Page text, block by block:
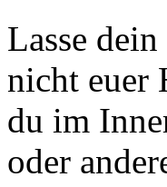
Lasse
nicht euer
du im
oder